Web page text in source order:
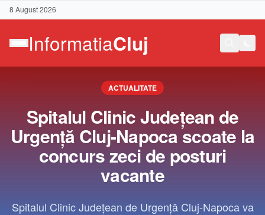
8 August 2026
ACTUALITATE
Spitalul Clinic Județean de
Urgență Cluj-Napoca scoate la
concurs zeci de posturi
vacante
Spitalul Clinic Județean de Urgență Cluj-Napoca va